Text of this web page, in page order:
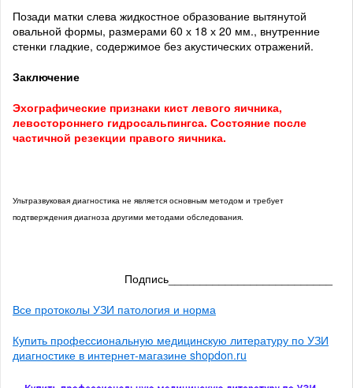
Позади матки слева жидкостное образование вытянутой
овальной формы, размерами 60 х 18 х 20 мм., внутренние
стенки гладкие, содержимое без акустических отражений.
Заключение
Эхографические признаки кист левого яичника,
левостороннего гидросальпингса. Состояние после
частичной резекции правого яичника.
Ультразвуковая диагностика не является основным методом и требует
подтверждения диагноза другими методами обследования.
Подпись__________________________
Все протоколы УЗИ патология и норма
Купить профессиональную медицинскую литературу по УЗИ
диагностике в интернет-магазине shopdon.ru